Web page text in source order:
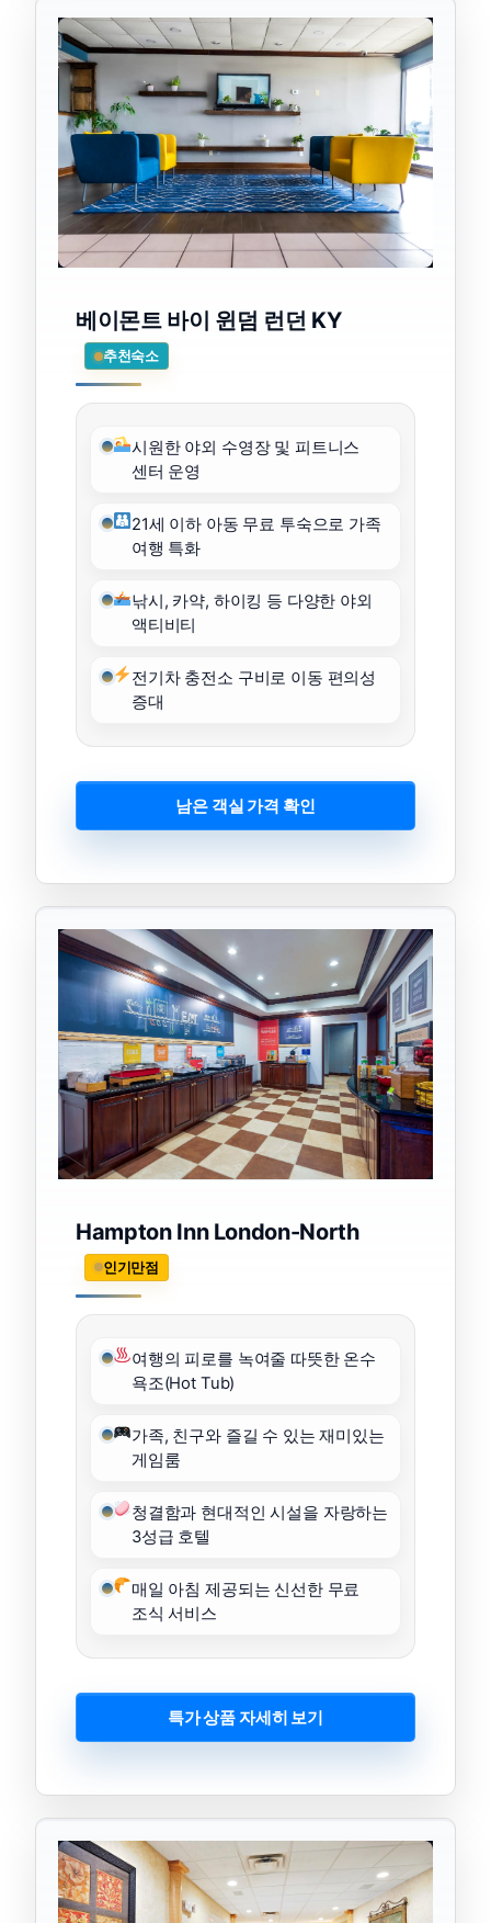
베이몬트 바이 윈덤 런던 KY
추천숙소
시원한 야외 수영장 및 피트니스
센터 운영
21세 이하 아동 무료 투숙으로 가족
여행 특화
낚시, 카약, 하이킹 등 다양한 야외
액티비티
전기차 충전소 구비로 이동 편의성
증대
남은 객실 가격 확인
Hampton Inn London-North
인기만점
여행의 피로를 녹여줄 따뜻한 온수
욕조(Hot Tub)
가족, 친구와 즐길 수 있는 재미있는
게임룸
청결함과 현대적인 시설을 자랑하는
3성급 호텔
매일 아침 제공되는 신선한 무료
조식 서비스
특가 상품 자세히 보기